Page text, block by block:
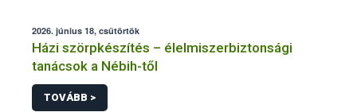
2026. június 18, csütörtök
Házi szörpkészítés – élelmiszerbiztonsági
tanácsok a Nébih-től
TOVÁBB >